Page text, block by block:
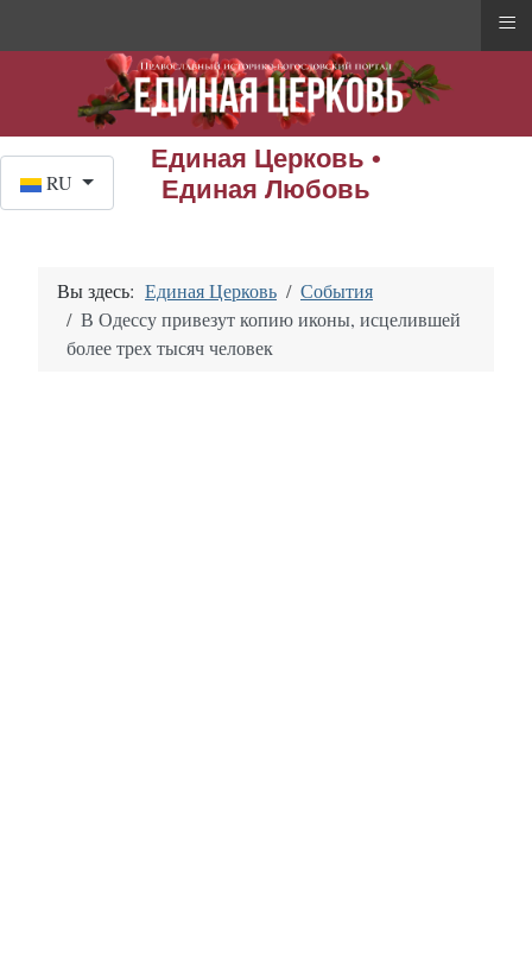
Единая Церковь •
Единая Любовь
RU
Вы здесь: Единая Церковь
События
В Одессу привезут копию иконы, исцелившей
более трех тысяч человек
≡